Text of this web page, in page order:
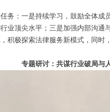
务：一是持续学习，鼓励全体成
业顶尖水平；三是加强内部沟
积极探索法律服务新模式，同
专题研讨：共谋行业破局与